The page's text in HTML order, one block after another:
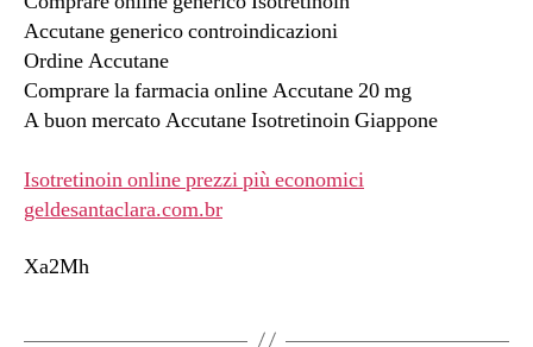
Accutane generico controindicazioni
Ordine Accutane
Comprare la farmacia online Accutane 20 mg
A buon mercato Accutane Isotretinoin Giappone
Isotretinoin online prezzi più economici
geldesantaclara.com.br
Xa2Mh